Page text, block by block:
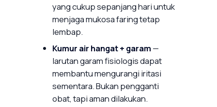
yang cukup sepanjang hari untuk
menjaga mukosa faring tetap
lembap.
Kumur air hangat + garam —
larutan garam fisiologis dapat
membantu mengurangi iritasi
sementara. Bukan pengganti
obat, tapi aman dilakukan.